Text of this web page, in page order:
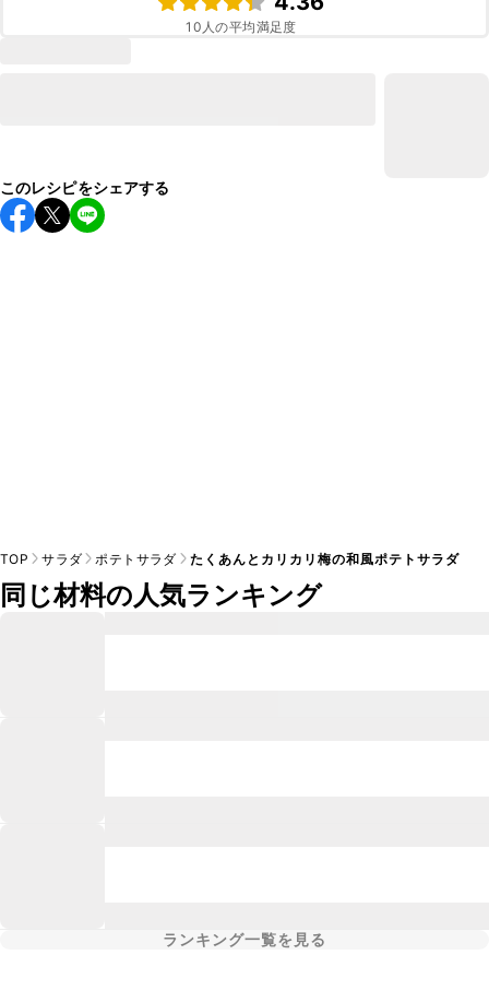
10 人の平均満足度
このレシピをシェアする
TOP サラダ ポテトサラダ たくあんとカリカリ梅の和風ポテトサラダ
同じ材料の人気ランキング
ランキング一覧を見る